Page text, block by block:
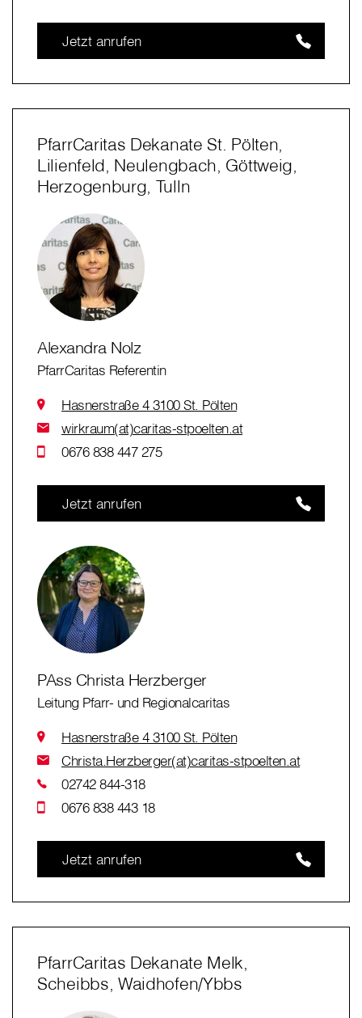
Jetzt anrufen
PfarrCaritas Dekanate St. Pölten,
Lilienfeld, Neulengbach, Göttweig,
Herzogenburg, Tulln
Alexandra Nolz
PfarrCaritas Referentin
Hasnerstraße 4 3100 St. Pölten
wirkraum(at)caritas-stpoelten.at
0676 838 447 275
Jetzt anrufen
PAss Christa Herzberger
Leitung Pfarr- und Regionalcaritas
Hasnerstraße 4 3100 St. Pölten
Christa.Herzberger(at)caritas-stpoelten.at
02742 844-318
0676 838 443 18
Jetzt anrufen
PfarrCaritas Dekanate Melk,
Scheibbs, Waidhofen/Ybbs